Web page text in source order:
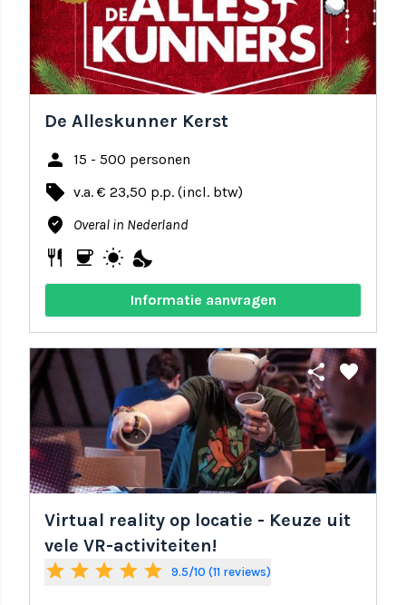
De Alleskunner Kerst
person 15 - 500 personen
local_offer v.a. € 23,50 p.p. (incl. btw)
where_to_vote Overal in Nederland
restaurant coffee wb_sunny nights_stay
Informatie aanvragen
share favorite
Virtual reality op locatie - Keuze uit
vele VR-activiteiten!
star star star star star 9.5/10 (11 reviews)